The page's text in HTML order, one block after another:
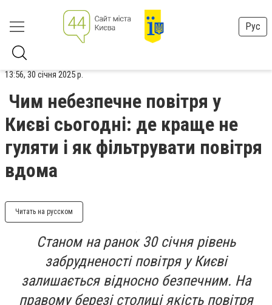
Рус
13:56, 30 січня 2025 р.
Чим небезпечне повітря у
Києві сьогодні: де краще не
гуляти і як фільтрувати повітря
вдома
Читать на русском
Станом на ранок 30 січня рівень
забрудненості повітря у Києві
залишається відносно безпечним. На
правому березі столиці якість повітря